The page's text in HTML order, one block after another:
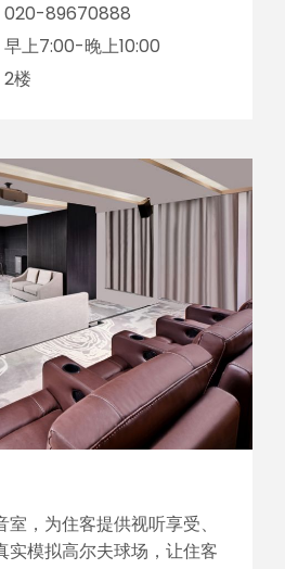
020-89670888
早上7:00-晚上10:00
2楼
，为住客提供视听享受、
实模拟高尔夫球场，让住客